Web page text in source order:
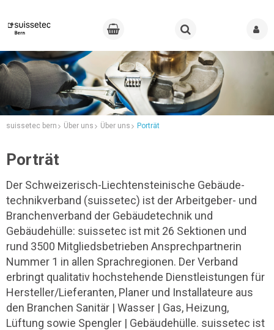
suissetec bern Über uns Über uns Porträt
Porträt
Der Schweizerisch-Liechtensteinische Gebäude­
technikverband (suissetec) ist der Arbeitgeber- und
Branchenverband der Gebäudetechnik und
Gebäudehülle: suissetec ist mit 26 Sektionen und
rund 3500 Mitgliedsbetrieben Ansprechpartnerin
Nummer 1 in allen Sprachregionen. Der Verband
erbringt qualitativ hochstehende Dienstleistungen für
Hersteller/Lieferanten, Planer und Installateure aus
den Branchen Sanitär | Wasser | Gas, Heizung,
Lüftung sowie Spengler | Gebäudehülle. suissetec ist